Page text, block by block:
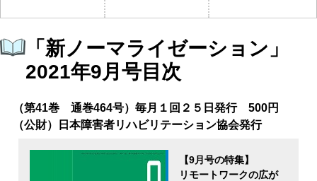
「新ノーマライゼーション」
2021年9月号目次
（第41巻 通巻464号）毎月１回２５日発行 500円
（公財）日本障害者リハビリテーション協会発行
【9月号の特集】
リモートワークの広が